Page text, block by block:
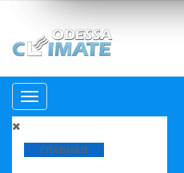
ГЛАВНАЯ